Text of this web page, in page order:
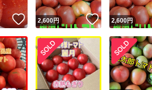
いいね！
2,600円 いいね！
2,600円